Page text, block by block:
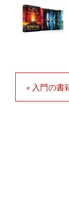
« 入門の書